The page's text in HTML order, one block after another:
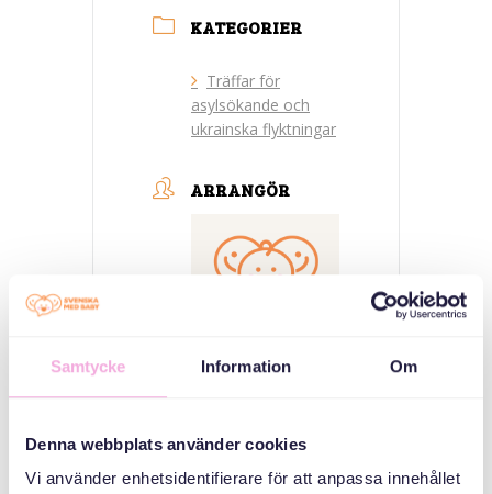
Samtycke Information Om
Denna webbplats använder cookies
Vi använder enhetsidentifierare för att anpassa innehållet
KATEGORIER
Träffar för
asylsökande och
ukrainska flyktningar
ARRANGÖR
E-post
bokningen@svenskamedbaby.se